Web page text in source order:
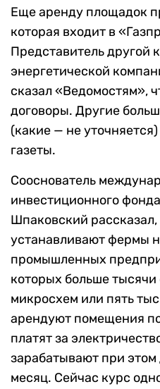
Еще аренду площадок
которая входит в
Представитель другой
энергетической
сказал «Ведомостям»,
договоры. Другие
(какие — не
газеты.
Сооснователь
инвестиционного
Шпаковский
устанавливают фермы
промышленных
которых больше
микросхем или пять
арендуют помещения
платят за
зарабатывают при
месяц. Сейчас курс